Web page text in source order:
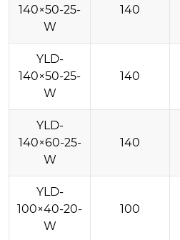
140×50-25-
W
140
YLD-
140×50-25-
W
140
YLD-
140×60-25-
W
140
YLD-
100×40-20-
W
100